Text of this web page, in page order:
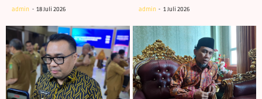
admin 18 Juli 2026 admin 1 Juli 2026